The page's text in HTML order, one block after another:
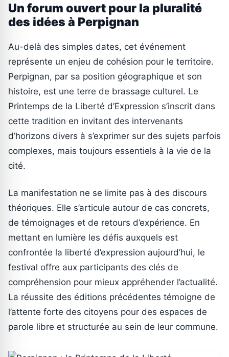
Un forum ouvert pour la pluralité
des idées à Perpignan
Au-delà des simples dates, cet événement
représente un enjeu de cohésion pour le territoire.
Perpignan, par sa position géographique et son
histoire, est une terre de brassage culturel. Le
Printemps de la Liberté d’Expression s’inscrit dans
cette tradition en invitant des intervenants
d’horizons divers à s’exprimer sur des sujets parfois
complexes, mais toujours essentiels à la vie de la
cité.
La manifestation ne se limite pas à des discours
théoriques. Elle s’articule autour de cas concrets,
de témoignages et de retours d’expérience. En
mettant en lumière les défis auxquels est
confrontée la liberté d’expression aujourd’hui, le
festival offre aux participants des clés de
compréhension pour mieux appréhender l’actualité.
La réussite des éditions précédentes témoigne de
l’attente forte des citoyens pour des espaces de
parole libre et structurée au sein de leur commune.